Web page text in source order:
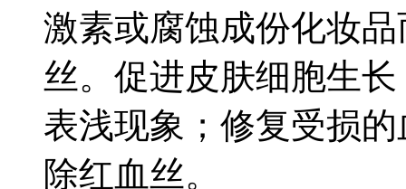
激素或腐蚀成份化妆
丝。促进皮肤细胞生
表浅现象；修复受损
除红血丝。